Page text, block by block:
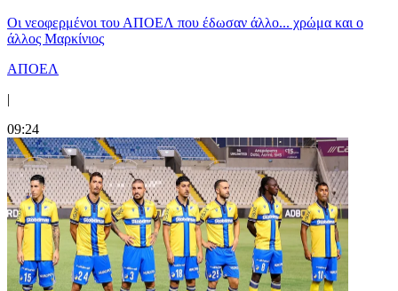
Οι νεοφερμένοι του ΑΠΟΕΛ που έδωσαν άλλο... χρώμα και ο
άλλος Μαρκίνιος
ΑΠΟΕΛ
|
09:24